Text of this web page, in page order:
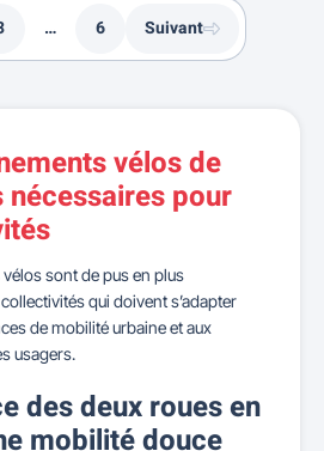
… 6 Suivant
vélos de
nécessaires pour
sont de pus en plus
qui doivent s’adapter
de mobilité urbaine et aux
usagers.
des deux roues en
mobilité douce